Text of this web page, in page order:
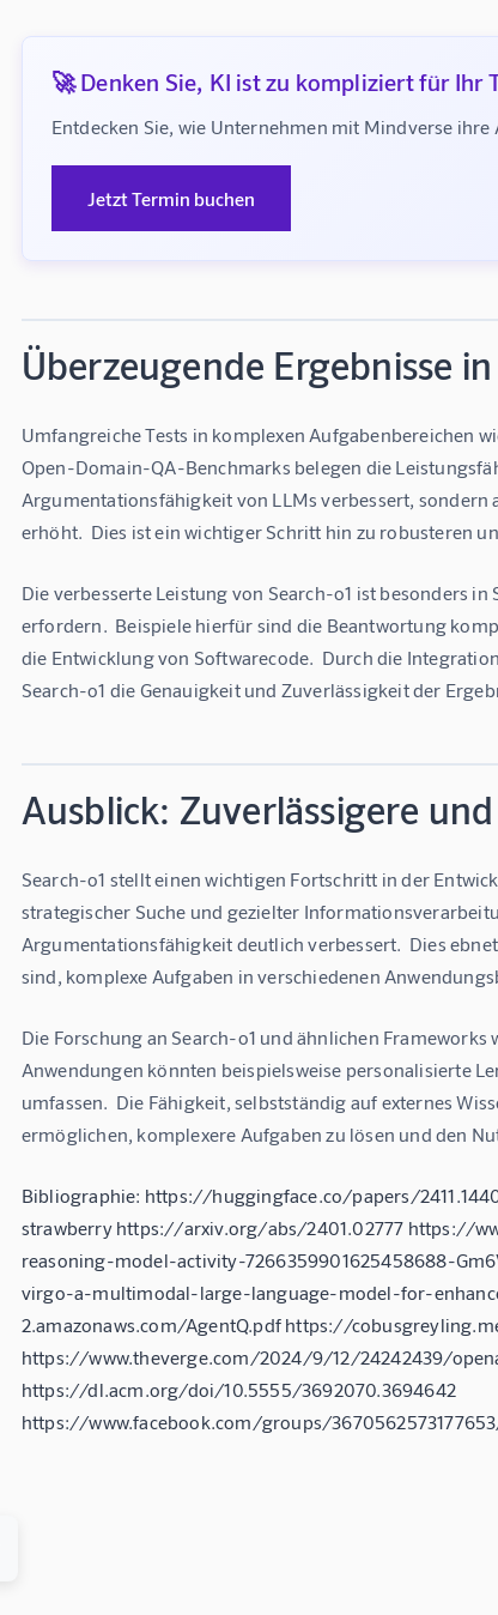
🚀 Denken Sie, KI ist zu kompliziert für Ihr
Entdecken Sie, wie Unternehmen mit Mindverse
Jetzt Termin buchen
Überzeugende Ergebnisse
Umfangreiche Tests in komplexen Aufgabenbereichen
Open-Domain-QA-Benchmarks belegen die
Argumentationsfähigkeit von LLMs verbessert,
erhöht.  Dies ist ein wichtiger Schritt hin zu robusteren
Die verbesserte Leistung von Search-o1 ist besonders
erfordern.  Beispiele hierfür sind die Beantwortung
die Entwicklung von Softwarecode.  Durch die
Search-o1 die Genauigkeit und Zuverlässigkeit der
Ausblick: Zuverlässigere
Search-o1 stellt einen wichtigen Fortschritt in der
strategischer Suche und gezielter
Argumentationsfähigkeit deutlich verbessert.  Dies
sind, komplexe Aufgaben in verschiedenen
Die Forschung an Search-o1 und ähnlichen
Anwendungen könnten beispielsweise personalisierte
umfassen.  Die Fähigkeit, selbstständig auf externes
ermöglichen, komplexere Aufgaben zu lösen und den
Bibliographie: https://huggingface.co/papers/
strawberry https://arxiv.org/abs/2401.02777 https://
reasoning-model-activity-7266359901625458688-
virgo-a-multimodal-large-language-model-for-
2.amazonaws.com/AgentQ.pdf https://
https://www.theverge.com/2024/9/12/24242439/
https://dl.acm.org/doi/10.5555/3692070.3694642
https://www.facebook.com/groups/